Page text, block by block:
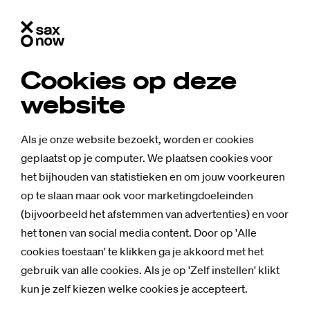
Cookies op deze
website
Als je onze website bezoekt, worden er cookies
geplaatst op je computer. We plaatsen cookies voor
het bijhouden van statistieken en om jouw voorkeuren
op te slaan maar ook voor marketingdoeleinden
(bijvoorbeeld het afstemmen van advertenties) en voor
het tonen van social media content. Door op 'Alle
cookies toestaan' te klikken ga je akkoord met het
gebruik van alle cookies. Als je op 'Zelf instellen' klikt
kun je zelf kiezen welke cookies je accepteert.